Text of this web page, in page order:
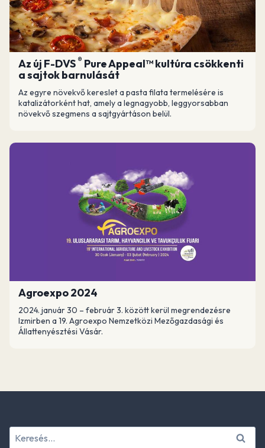
Az új F-DVS ® Pure Appeal™ kultúra csökkenti
a sajtok barnulását
Az egyre növekvő kereslet a pasta filata termelésére is
katalizátorként hat, amely a legnagyobb, leggyorsabban
növekvő szegmens a sajtgyártáson belül.
Agroexpo 2024
2024. január 30 – február 3. között kerül megrendezésre
Izmirben a 19. Agroexpo Nemzetközi Mezőgazdasági és
Állattenyésztési Vásár.
Keresés: